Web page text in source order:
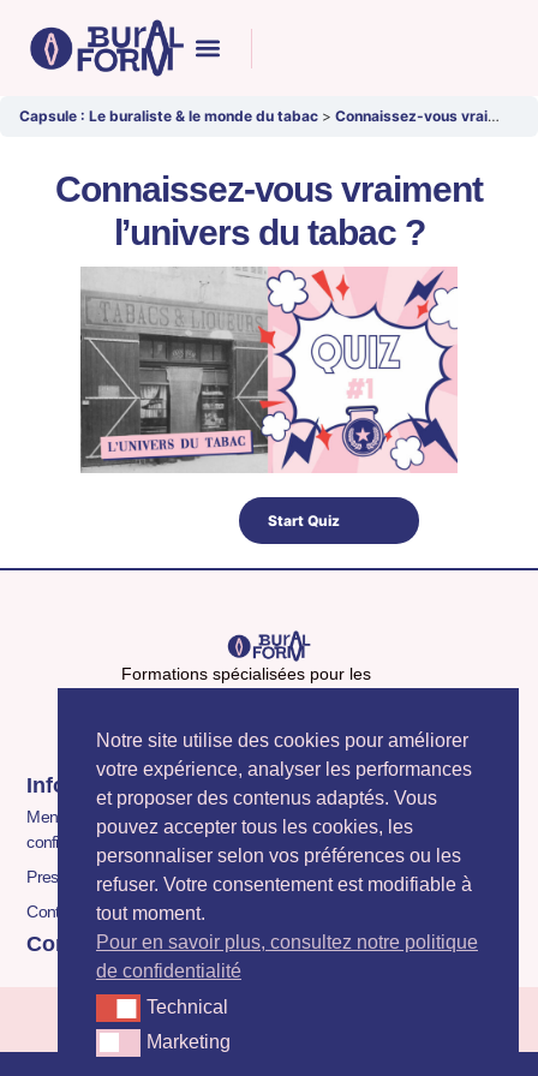
Capsule : Le buraliste & le monde du tabac Connaissez-vous vraiment l’univers du tabac ?
Connaissez-vous vraiment
l’univers du tabac ?
Formations spécialisées pour les
Infos
Mentions légales et politique de
confidentialité
Presse
Contact
Contact
06 22 35 85 30
Formulaire de contact
Contact
Notre site utilise des cookies pour améliorer
votre expérience, analyser les performances
et proposer des contenus adaptés. Vous
pouvez accepter tous les cookies, les
personnaliser selon vos préférences ou les
refuser. Votre consentement est modifiable à
tout moment.
Pour en savoir plus, consultez notre politique
de confidentialité
TechnicalTechnical
MarketingMarketing